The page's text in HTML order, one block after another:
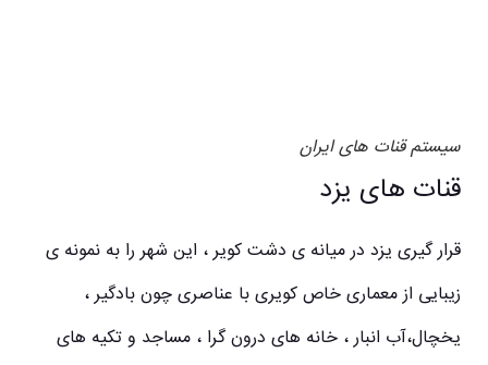
سیستم قنات های ایران
قنات های یزد
قرار گیری یزد در میانه ی دشت کویر ، این شهر را به نمونه ی
زیبایی از معماری خاص کویری با عناصری چون بادگیر ،
یخچال،آب انبار ، خانه های درون گرا ، مساجد و تکیه های